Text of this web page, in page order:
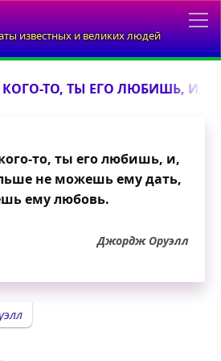
известных и великих людей
ТО, ТЫ ЕГО ЛЮБИШЬ, И,
то, ты его любишь, и,
не можешь ему дать,
ему любовь.
Джордж Оруэлл